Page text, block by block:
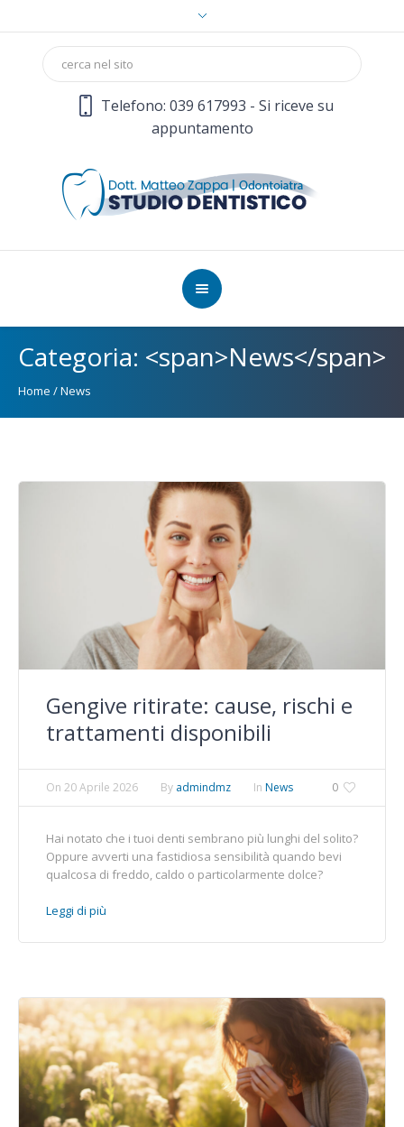
Telefono: 039 617993 - Si riceve su
appuntamento
Categoria: <span>News</span>
Home /News
Gengive ritirate: cause, rischi e
trattamenti disponibili
0
On 20 Aprile 2026 By admindmz In News
Hai notato che i tuoi denti sembrano più lunghi del solito?
Oppure avverti una fastidiosa sensibilità quando bevi
qualcosa di freddo, caldo o particolarmente dolce?
Leggi di più